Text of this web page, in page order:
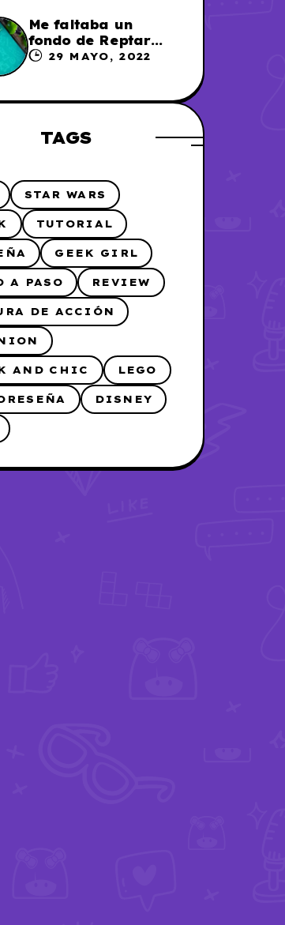
Me faltaba un
fondo de Reptar
para los chats en
29 MAYO, 2022
TAGS
STAR WARS
TUTORIAL
GEEK GIRL
A PASO REVIEW
DE ACCIÓN
AND CHIC LEGO
DISNEY